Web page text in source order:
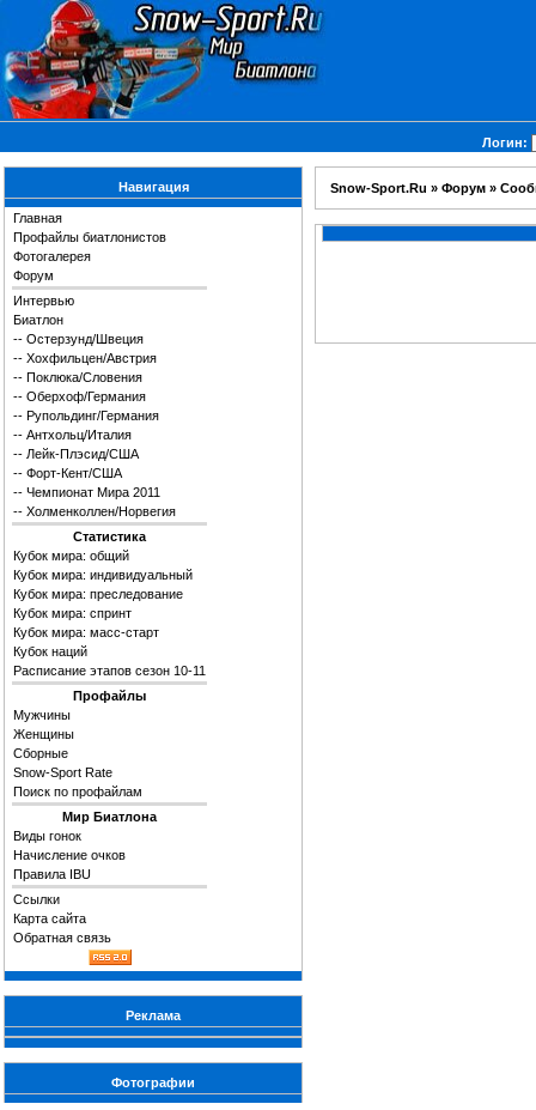
Логин:
Навигация
Главная
Профайлы биатлонистов
Фотогалерея
Форум
Интервью
Биатлон
-- Остерзунд/Швеция
-- Хохфильцен/Австрия
-- Поклюка/Словения
-- Оберхоф/Германия
-- Рупольдинг/Германия
-- Антхольц/Италия
-- Лейк-Плэсид/США
-- Форт-Кент/США
-- Чемпионат Мира 2011
-- Холменколлен/Норвегия
Статистика
Кубок мира: общий
Кубок мира: индивидуальный
Кубок мира: преследование
Кубок мира: спринт
Кубок мира: масс-старт
Кубок наций
Расписание этапов сезон 10-11
Профайлы
Мужчины
Женщины
Сборные
Snow-Sport Rate
Поиск по профайлам
Мир Биатлона
Виды гонок
Начисление очков
Правила IBU
Ссылки
Карта сайта
Обратная связь
Реклама
Фотографии
Snow-Sport.Ru » Форум »